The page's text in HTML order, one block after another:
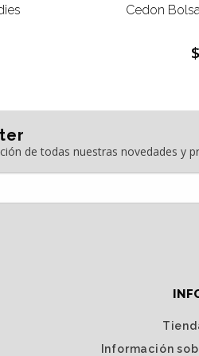
Cedon
de todas nuestras novedades y
Información